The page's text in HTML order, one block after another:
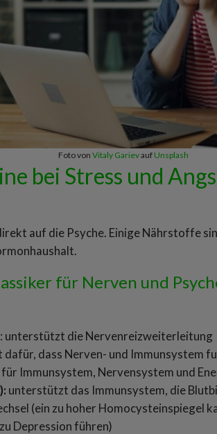
Foto von Vitaly Garievauf Unsplash
bei Stress und
auf die Psyche. Einige Nährstoffe
für Nerven und
unterstützt die Nervenreizweiterleitung
dass Nerven- und Immunsystem
Immunsystem, Nervensystem und
unterstützt das Immunsystem, die
(ein zu hoher Homocysteinspiegel
Depression führen)